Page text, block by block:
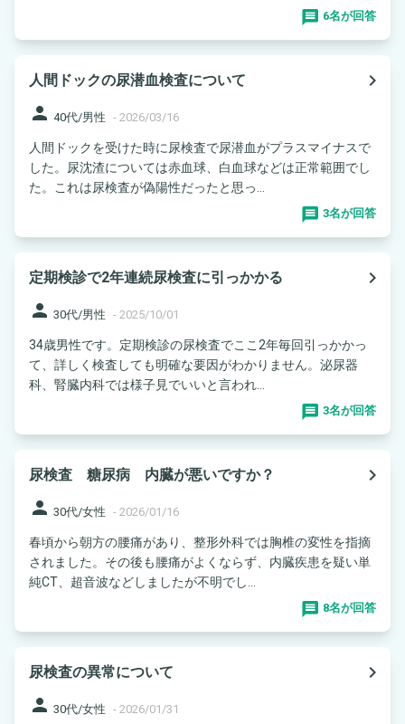
6名が回答
人間ドックの尿潜血検査について
navigate_next
person 40代/男性 - 2026/03/16
人間ドックを受けた時に尿検査で尿潜血がプラスマイナスで
した。尿沈渣については赤血球、白血球などは正常範囲でし
た。これは尿検査が偽陽性だったと思っ...
3名が回答
定期検診で2年連続尿検査に引っかかる
navigate_next
person 30代/男性 - 2025/10/01
34歳男性です。定期検診の尿検査でここ2年毎回引っかかっ
て、詳しく検査しても明確な要因がわかりません。泌尿器
科、腎臓内科では様子見でいいと言われ...
3名が回答
尿検査 糖尿病 内臓が悪いですか？
navigate_next
person 30代/女性 - 2026/01/16
春頃から朝方の腰痛があり、整形外科では胸椎の変性を指摘
されました。その後も腰痛がよくならず、内臓疾患を疑い単
純CT、超音波などしましたが不明でし...
8名が回答
尿検査の異常について
navigate_next
person 30代/女性 - 2026/01/31